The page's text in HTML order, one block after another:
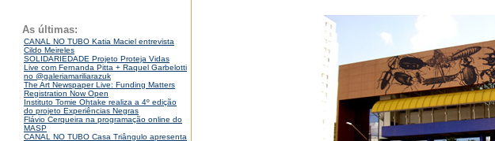
As últimas:
CANAL NO TUBO Katia Maciel entrevista
Cildo Meireles
SOLIDARIEDADE Projeto Proteja Vidas
Live com Fernanda Pitta + Raquel Garbelotti
no @galeriamariliarazuk
The Art Newspaper Live: Funding Matters
Registration Now Open
Instituto Tomie Ohtake realiza a 4º edição
do projeto Experiências Negras
Flávio Cerqueira na programação online do
MASP
CANAL NO TUBO Casa Triângulo apresenta